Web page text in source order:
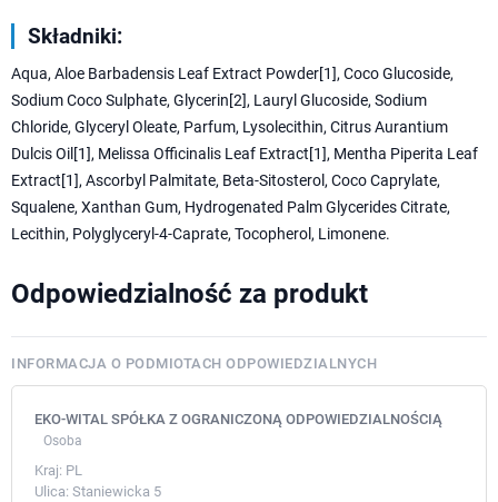
Składniki:
Aqua, Aloe Barbadensis Leaf Extract Powder[1], Coco Glucoside,
Sodium Coco Sulphate, Glycerin[2], Lauryl Glucoside, Sodium
Chloride, Glyceryl Oleate, Parfum, Lysolecithin, Citrus Aurantium
Dulcis Oil[1], Melissa Officinalis Leaf Extract[1], Mentha Piperita Leaf
Extract[1], Ascorbyl Palmitate, Beta-Sitosterol, Coco Caprylate,
Squalene, Xanthan Gum, Hydrogenated Palm Glycerides Citrate,
Lecithin, Polyglyceryl-4-Caprate, Tocopherol, Limonene.
Odpowiedzialność za produkt
INFORMACJA O PODMIOTACH ODPOWIEDZIALNYCH
EKO-WITAL SPÓŁKA Z OGRANICZONĄ ODPOWIEDZIALNOŚCIĄ
Osoba
Kraj: PL
Ulica: Staniewicka 5